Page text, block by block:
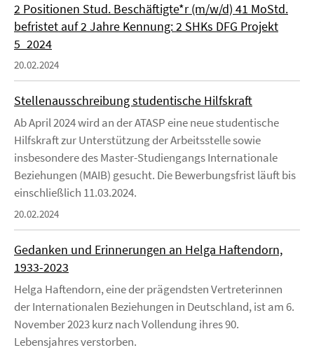
2 Positionen Stud. Beschäftigte*r (m/w/d) 41 MoStd.
befristet auf 2 Jahre Kennung: 2 SHKs DFG Projekt
5_2024
20.02.2024
Stellenausschreibung studentische Hilfskraft
Ab April 2024 wird an der ATASP eine neue studentische
Hilfskraft zur Unterstützung der Arbeitsstelle sowie
insbesondere des Master-Studiengangs Internationale
Beziehungen (MAIB) gesucht. Die Bewerbungsfrist läuft bis
einschließlich 11.03.2024.
20.02.2024
Gedanken und Erinnerungen an Helga Haftendorn,
1933-2023
Helga Haftendorn, eine der prägendsten Vertreterinnen
der Internationalen Beziehungen in Deutschland, ist am 6.
November 2023 kurz nach Vollendung ihres 90.
Lebensjahres verstorben.